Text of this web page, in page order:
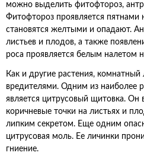
можно выделить фитофтороз,
Фитофтороз проявляется пятнами
становятся желтыми и опадают.
листьев и плодов, а также
роса проявляется белым налетом
Как и другие растения,
вредителями. Одним из наиболее
является цитрусовый щитовка. Он
коричневые точки на листьях и
липким секретом. Еще одним
цитрусовая моль. Ее личинки
гниение.